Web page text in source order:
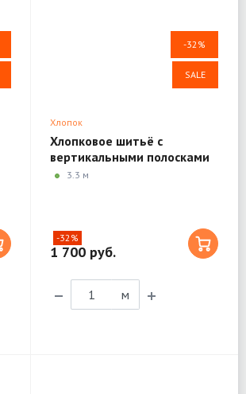
-32%
SALE
Хлопок
Хлопковое шитьё с
вертикальными полосками
1M093.3 м
-32%
1 700 руб.
м